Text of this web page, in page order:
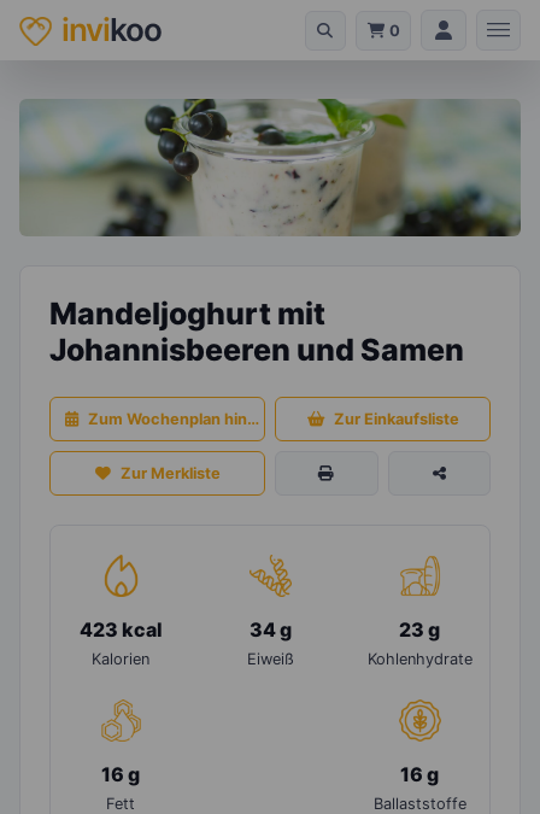
invikoo 0
Mandeljoghurt mit
Johannisbeeren und Samen
Zum Wochenplan hinzufügen Zur Einkaufsliste
Zur Merkliste
423 kcal
Kalorien
34 g
Eiweiß
23 g
Kohlenhydrate
16 g
Fett
16 g
Ballaststoffe